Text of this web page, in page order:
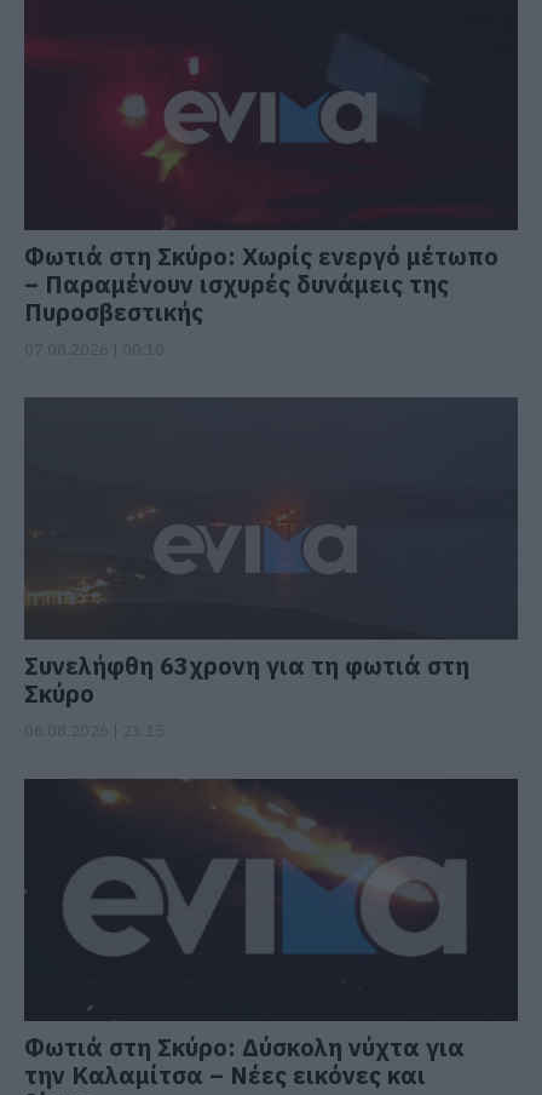
Φωτιά στη Σκύρο: Χωρίς ενεργό μέτωπο
– Παραμένουν ισχυρές δυνάμεις της
Πυροσβεστικής
Συνελήφθη 63χρονη για τη φωτιά στη
Σκύρο
Φωτιά στη Σκύρο: Δύσκολη νύχτα για
την Καλαμίτσα – Νέες εικόνες και